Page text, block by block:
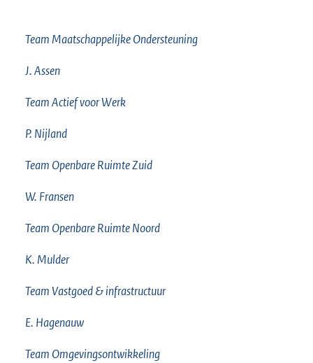
Team Maatschappelijke Ondersteuning
J. Assen
Team Actief voor Werk
P. Nijland
Team Openbare Ruimte Zuid
W. Fransen
Team Openbare Ruimte Noord
K. Mulder
Team Vastgoed & infrastructuur
E. Hagenauw
Team Omgevingsontwikkeling